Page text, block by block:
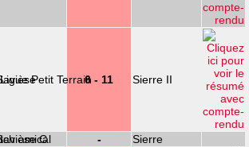
6 - 11 Sierre II
C -
Sierre